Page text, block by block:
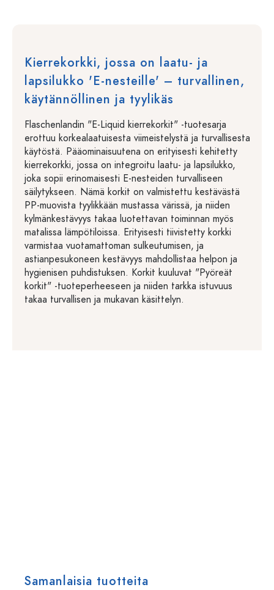
Kierrekorkki, jossa on laatu- ja
lapsilukko 'E-nesteille' – turvallinen,
käytännöllinen ja tyylikäs
Flaschenlandin "E-Liquid kierrekorkit" -tuotesarja
erottuu korkealaatuisesta viimeistelystä ja turvallisesta
käytöstä. Pääominaisuutena on erityisesti kehitetty
kierrekorkki, jossa on integroitu laatu- ja lapsilukko,
joka sopii erinomaisesti E-nesteiden turvalliseen
säilytykseen. Nämä korkit on valmistettu kestävästä
PP-muovista tyylikkään mustassa värissä, ja niiden
kylmänkestävyys takaa luotettavan toiminnan myös
matalissa lämpötiloissa. Erityisesti tiivistetty korkki
varmistaa vuotamattoman sulkeutumisen, ja
astianpesukoneen kestävyys mahdollistaa helpon ja
hygienisen puhdistuksen. Korkit kuuluvat "Pyöreät
korkit" -tuoteperheeseen ja niiden tarkka istuvuus
takaa turvallisen ja mukavan käsittelyn.
Samanlaisia tuotteita